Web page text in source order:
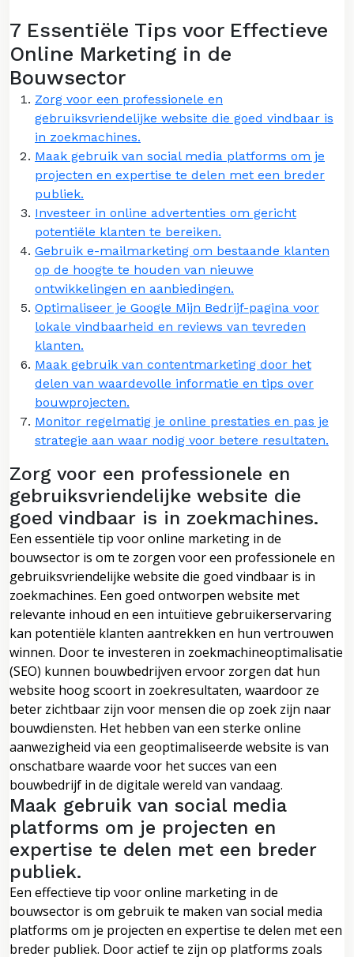
7 Essentiële Tips voor Effectieve
Online Marketing in de
Bouwsector
Zorg voor een professionele en
gebruiksvriendelijke website die goed vindbaar is
in zoekmachines.
Maak gebruik van social media platforms om je
projecten en expertise te delen met een breder
publiek.
Investeer in online advertenties om gericht
potentiële klanten te bereiken.
Gebruik e-mailmarketing om bestaande klanten
op de hoogte te houden van nieuwe
ontwikkelingen en aanbiedingen.
Optimaliseer je Google Mijn Bedrijf-pagina voor
lokale vindbaarheid en reviews van tevreden
klanten.
Maak gebruik van contentmarketing door het
delen van waardevolle informatie en tips over
bouwprojecten.
Monitor regelmatig je online prestaties en pas je
strategie aan waar nodig voor betere resultaten.
Zorg voor een professionele en
gebruiksvriendelijke website die
goed vindbaar is in zoekmachines.
Een essentiële tip voor online marketing in de
bouwsector is om te zorgen voor een professionele en
gebruiksvriendelijke website die goed vindbaar is in
zoekmachines. Een goed ontworpen website met
relevante inhoud en een intuïtieve gebruikerservaring
kan potentiële klanten aantrekken en hun vertrouwen
winnen. Door te investeren in zoekmachineoptimalisatie
(SEO) kunnen bouwbedrijven ervoor zorgen dat hun
website hoog scoort in zoekresultaten, waardoor ze
beter zichtbaar zijn voor mensen die op zoek zijn naar
bouwdiensten. Het hebben van een sterke online
aanwezigheid via een geoptimaliseerde website is van
onschatbare waarde voor het succes van een
bouwbedrijf in de digitale wereld van vandaag.
Maak gebruik van social media
platforms om je projecten en
expertise te delen met een breder
publiek.
Een effectieve tip voor online marketing in de
bouwsector is om gebruik te maken van social media
platforms om je projecten en expertise te delen met een
breder publiek. Door actief te zijn op platforms zoals